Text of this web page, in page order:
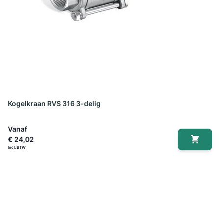
Kogelkraan RVS 316 3-delig
Vanaf
€ 24,02